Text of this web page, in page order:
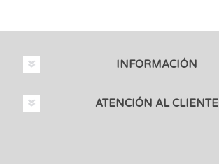
INFORMACIÓN
ATENCIÓN AL CLIENTE